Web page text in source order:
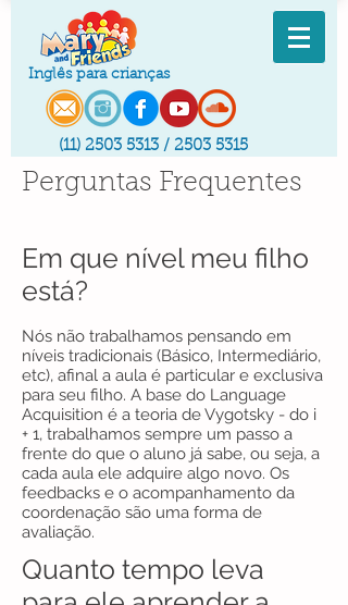
Inglês para crianças
(11) 2503 5313 / 2503 5315
Perguntas Frequentes
Em que nível meu filho
está?
Nós não trabalhamos pensando em
níveis tradicionais (Básico, Intermediário,
etc), afinal a aula é particular e exclusiva
para seu filho. A base do Language
Acquisition é a teoria de Vygotsky - do i
+ 1, trabalhamos sempre um passo a
frente do que o aluno já sabe, ou seja, a
cada aula ele adquire algo novo. Os
feedbacks e o acompanhamento da
coordenação são uma forma de
avaliação.
Quanto tempo leva